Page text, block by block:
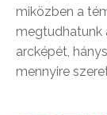
miközben a
megtudhatunk
arcképét,
mennyire